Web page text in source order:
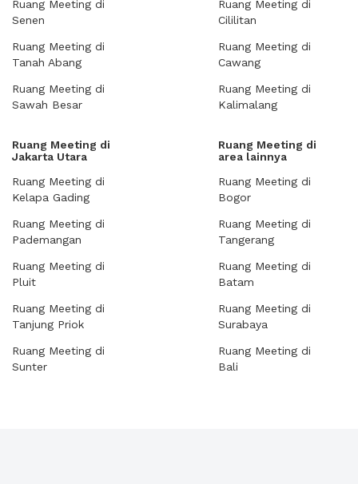
Ruang Meeting di
Senen
Ruang Meeting di
Tanah Abang
Ruang Meeting di
Sawah Besar
Ruang Meeting di
Cililitan
Ruang Meeting di
Cawang
Ruang Meeting di
Kalimalang
Ruang Meeting di
Jakarta Utara
Ruang Meeting di
Kelapa Gading
Ruang Meeting di
Pademangan
Ruang Meeting di
Pluit
Ruang Meeting di
Tanjung Priok
Ruang Meeting di
Sunter
Ruang Meeting di
area lainnya
Ruang Meeting di
Bogor
Ruang Meeting di
Tangerang
Ruang Meeting di
Batam
Ruang Meeting di
Surabaya
Ruang Meeting di
Bali